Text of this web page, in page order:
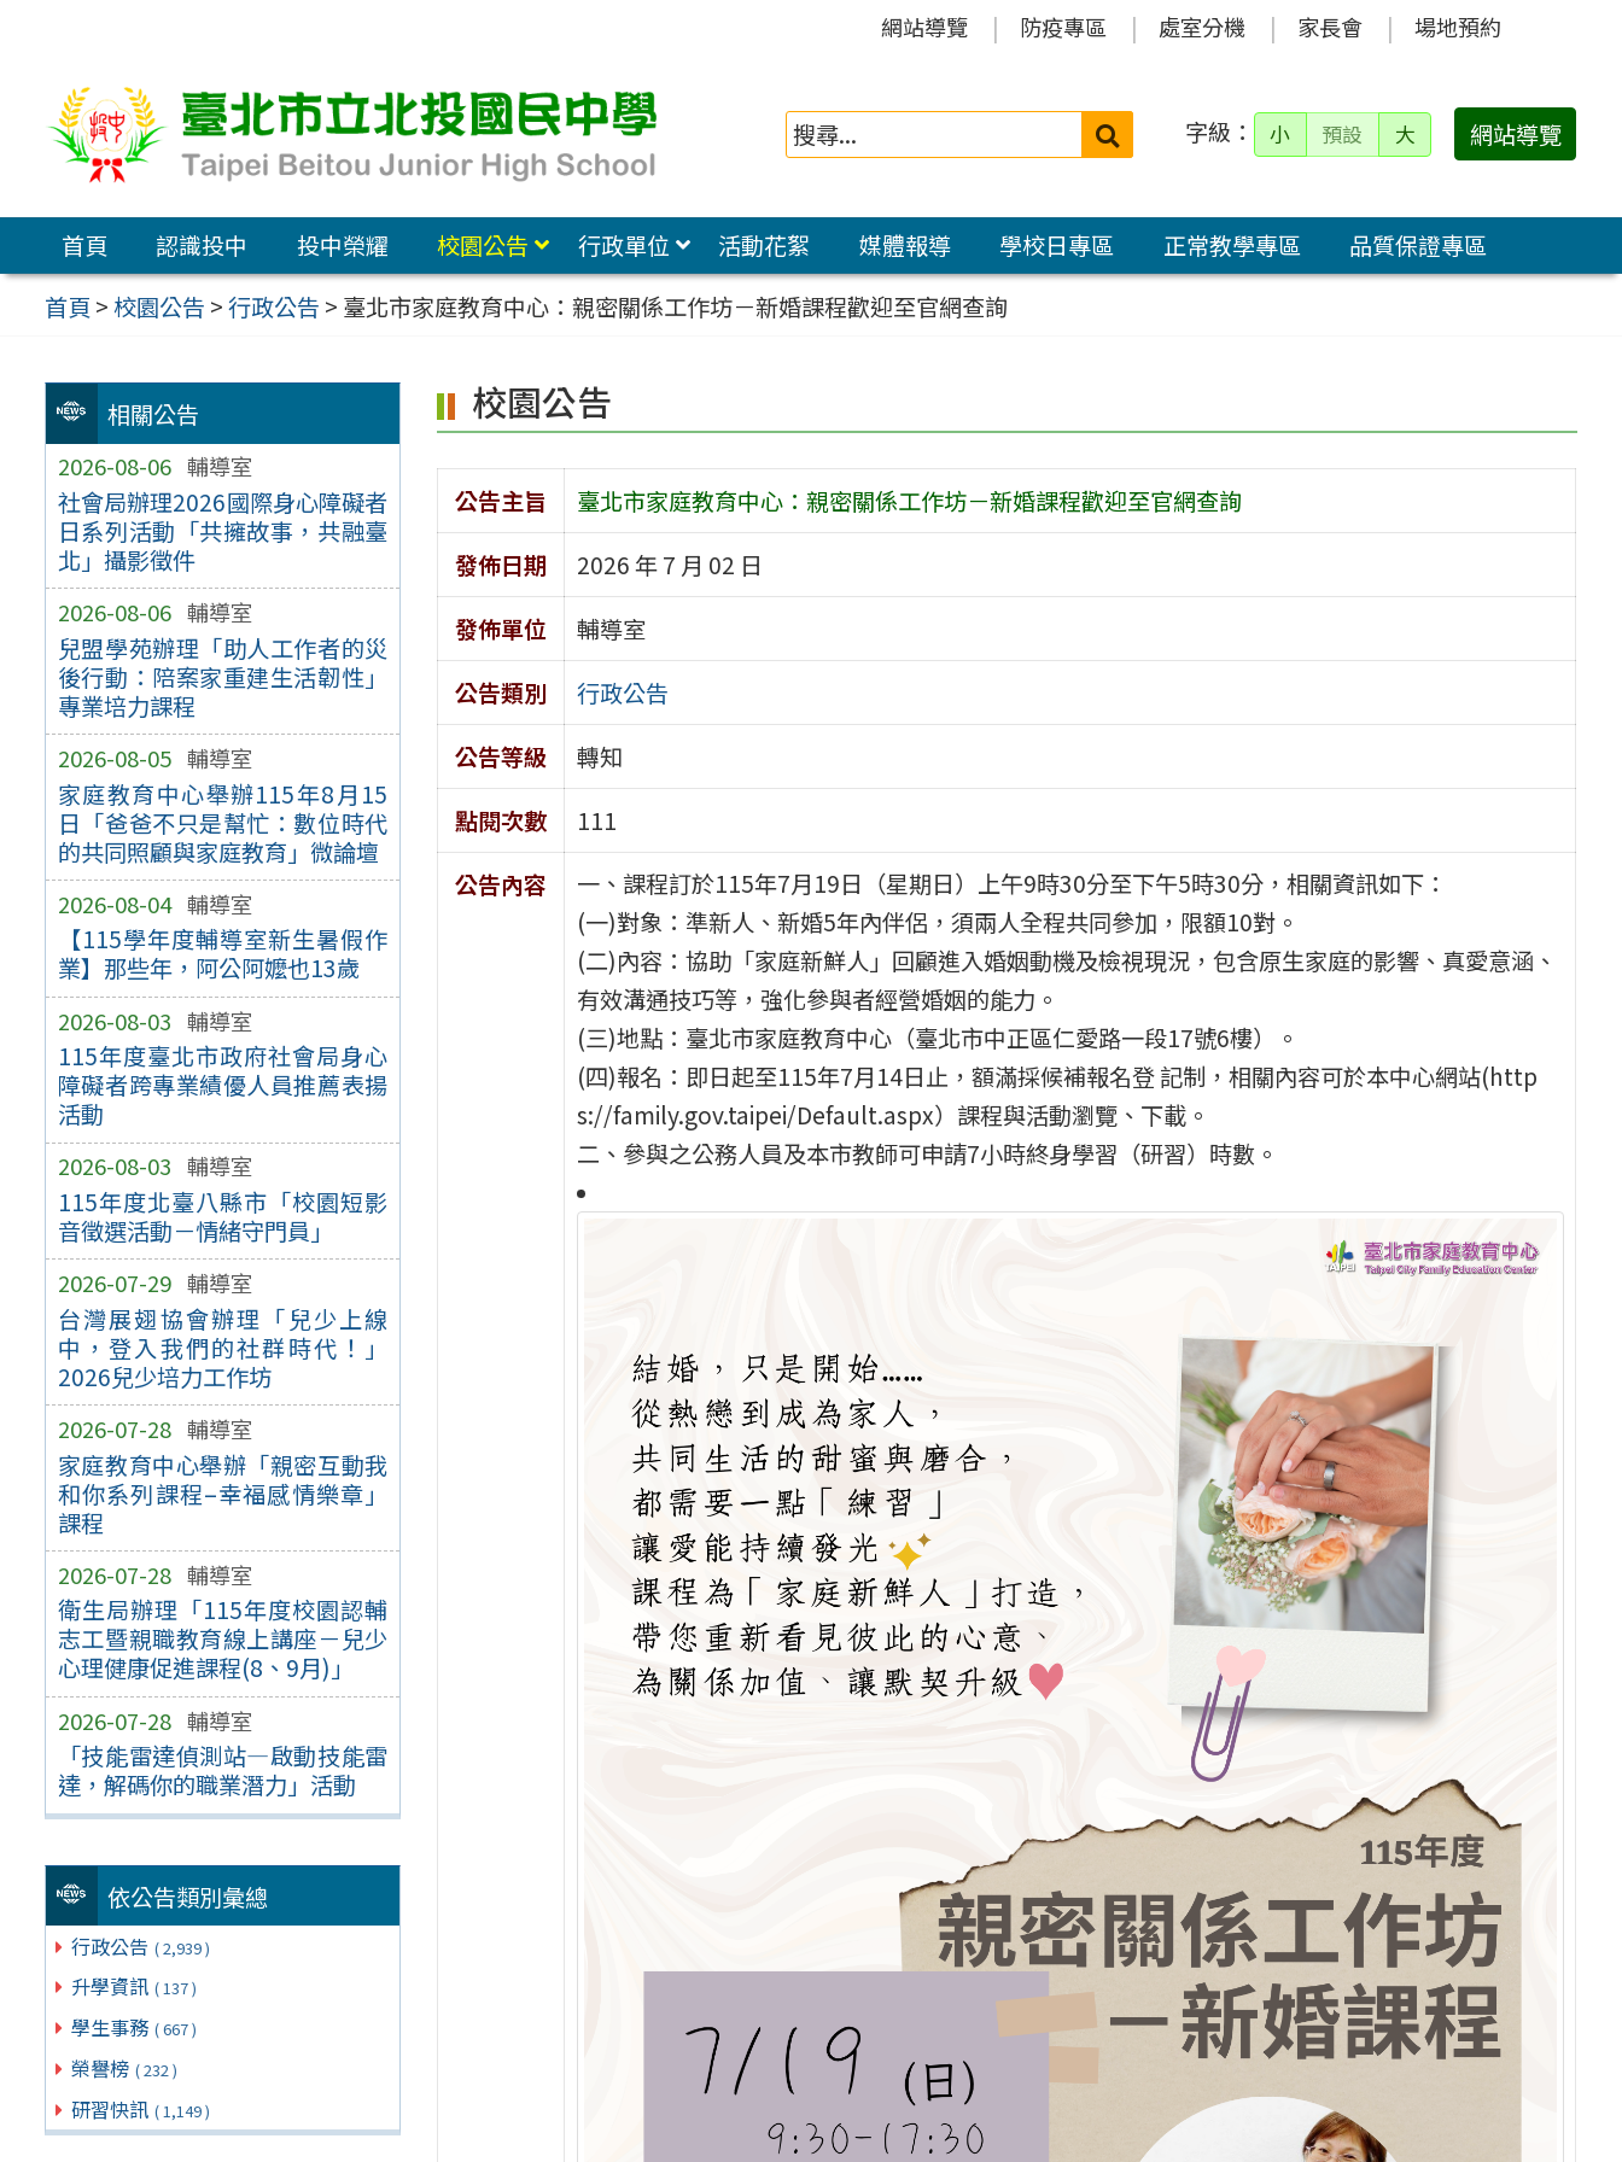
容
區
網站導覽 防疫專區 處室分機 家長會 場地預約
搜
字級： 小 預設 大 網站導覽
首頁 認識投中 投中榮耀 校園公告 行政單位 活動花絮 媒體報導 學校日專區 正常教學專區
品質保證專區
首頁 >校園公告 >行政公告 > 臺北市家庭教育中心：親密關係工作坊－新婚課程歡迎至官網查詢
相關公告
2026-08-06 輔導室
社會局辦理2026國際身心障礙者
日系列活動「共擁故事，共融臺
北」攝影徵件
2026-08-06 輔導室
兒盟學苑辦理「助人工作者的災
後行動：陪案家重建生活韌性」
專業培力課程
2026-08-05 輔導室
家庭教育中心舉辦115年8月15
日「爸爸不只是幫忙：數位時代
的共同照顧與家庭教育」微論壇
2026-08-04 輔導室
【115學年度輔導室新生暑假作
業】那些年，阿公阿嬤也13歲
2026-08-03 輔導室
115年度臺北市政府社會局身心
障礙者跨專業績優人員推薦表揚
活動
2026-08-03 輔導室
115年度北臺八縣市「校園短影
音徵選活動－情緒守門員」
2026-07-29 輔導室
台灣展翅協會辦理「兒少上線
中，登入我們的社群時代！」
2026兒少培力工作坊
2026-07-28 輔導室
家庭教育中心舉辦「親密互動我
和你系列課程–幸福感情樂章」
課程
2026-07-28 輔導室
衛生局辦理「115年度校園認輔
志工暨親職教育線上講座－兒少
心理健康促進課程(8、9月)」
2026-07-28 輔導室
「技能雷達偵測站—啟動技能雷
達，解碼你的職業潛力」活動
依公告類別彙總
行政公告 ( 2,939 )
升學資訊 ( 137 )
學生事務 ( 667 )
榮譽榜 ( 232 )
研習快訊 ( 1,149 )
校園公告
公告主旨
臺北市家庭教育中心：親密關係工作坊－新婚課程歡迎至官網查詢
發佈日期
2026 年 7 月 02 日
發佈單位
輔導室
公告類別
行政公告
公告等級
轉知
點閱次數
111
公告內容
一、課程訂於115年7月19日（星期日）上午9時30分至下午5時30分，相關資訊如下：
(一)對象：準新人、新婚5年內伴侶，須兩人全程共同參加，限額10對。
(二)內容：協助「家庭新鮮人」回顧進入婚姻動機及檢視現況，包含原生家庭的影響、真愛意涵、
有效溝通技巧等，強化參與者經營婚姻的能力。
(三)地點：臺北市家庭教育中心（臺北市中正區仁愛路一段17號6樓）。
(四)報名：即日起至115年7月14日止，額滿採候補報名登 記制，相關內容可於本中心網站(http
s://family.gov.taipei/Default.aspx）課程與活動瀏覽、下載。
二、參與之公務人員及本市教師可申請7小時終身學習（研習）時數。